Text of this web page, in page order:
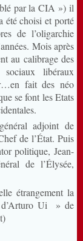
par la CIA ») il
été choisi et porté
de l’oligarchie
Mois après
au calibrage des
libéraux
fait des néo
se font les Etats
adjoint de
de l’État. Puis
politique, Jean-
de l’Élysée,
étrangement la
d’Arturo Ui » de